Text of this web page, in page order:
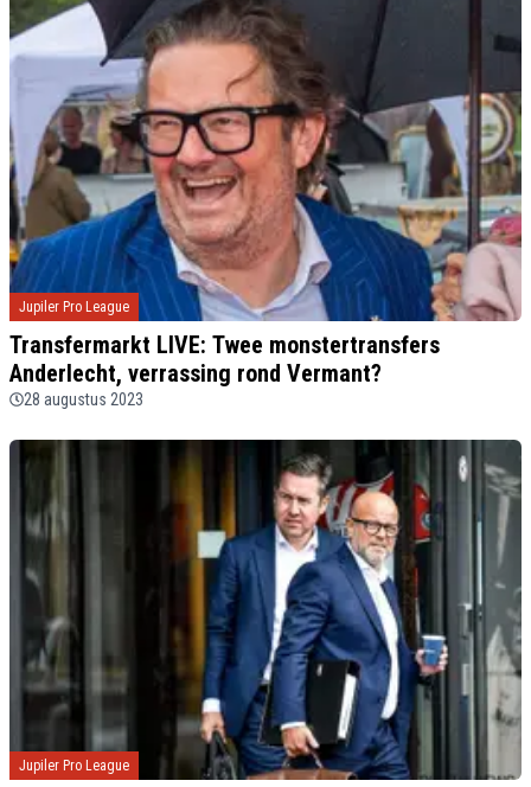
Jupiler Pro League
Transfermarkt LIVE: Twee monstertransfers
Anderlecht, verrassing rond Vermant?
28 augustus 2023
Jupiler Pro League